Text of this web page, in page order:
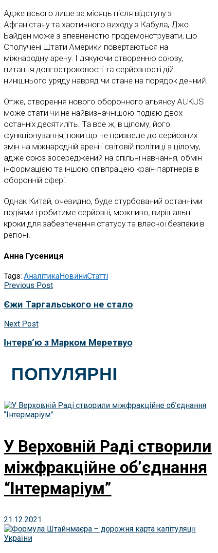
Адже всього лише за місяць після відступу з
Афганістану та хаотичного виходу з Кабула, Джо
Байден може з впевненістю продемонструвати, що
Сполучені Штати Америки повертаються на
міжнародну арену. І дякуючи створенню союзу,
питання довгостроковості та серйозності дій
нинішнього уряду навряд чи стане на порядок денний.
Отже, створення нового оборонного альянсу AUKUS
може стати чи не найвизначнішою подією двох
останніх десятиліть. Та все ж, в цілому, його
функціонування, поки що не призведе до серйозних
змін на міжнародній арені і світовій політиці в цілому,
адже союз зосереджений на спільні навчання, обмін
інформацією та іншою співпрацею країн-партнерів в
оборонній сфері.
Однак Китай, очевидно, буде стурбований останніми
подіями і робитиме серйозні, можливо, вирішальні
кроки для забезпечення статусу та власної безпеки в
регіоні.
Анна Гусениця
Tags: АналітикаНовиниСтатті
Previous Post
Єжи Таргальського не стало
Next Post
Інтерв’ю з Марком Меретвуо
ПОПУЛЯРНІ
У Верховній Раді створили
міжфракційне об’єднання
“Інтермаріум”
21.12.2021